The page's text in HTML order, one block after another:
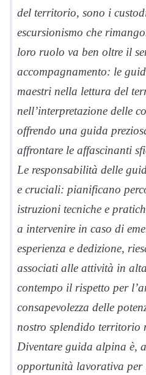
del territorio, sono i
escursionismo che
loro ruolo va ben oltre il
accompagnamento: le
maestri nella lettura del
nell’interpretazione delle
offrendo una guida
affrontare le affascinanti
Le responsabilità delle
e cruciali: pianificano
istruzioni tecniche e
a intervenire in caso di
esperienza e dedizione,
associati alle attività in
contempo il rispetto per
consapevolezza delle
nostro splendido territorio
Diventare guida alpina è,
opportunità lavorativa